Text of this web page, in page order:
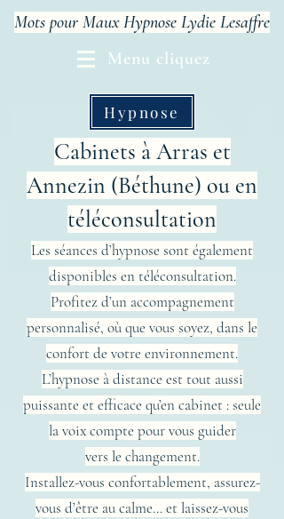
Mots pour Maux Hypnose Lydie Lesaffre
Menu cliquez
Hypnose
Cabinets à Arras et
Annezin (Béthune) ou en
téléconsultation
Les séances d’hypnose sont également
disponibles en téléconsultation.
Profitez d’un accompagnement
personnalisé, où que vous soyez, dans le
confort de votre environnement.
L’hypnose à distance est tout aussi
puissante et efficace qu’en cabinet : seule
la voix compte pour vous guider
vers le changement.
Installez-vous confortablement, assurez-
vous d’être au calme… et laissez-vous